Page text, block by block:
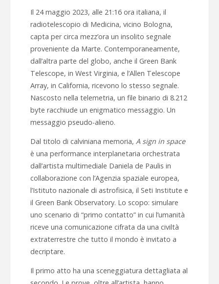
Il 24 maggio 2023, alle 21:16 ora italiana, il
radiotelescopio di Medicina, vicino Bologna,
capta per circa mezz’ora un insolito segnale
proveniente da Marte. Contemporaneamente,
dall’altra parte del globo, anche il Green Bank
Telescope, in West Virginia, e l’Allen Telescope
Array, in California, ricevono lo stesso segnale.
Nascosto nella telemetria, un file binario di 8.212
byte racchiude un enigmatico messaggio. Un
messaggio pseudo-alieno.
Dal titolo di calviniana memoria, A sign in space
è una performance interplanetaria orchestrata
dall’artista multimediale Daniela de Paulis in
collaborazione con l’Agenzia spaziale europea,
l’Istituto nazionale di astrofisica, il Seti Institute e
il Green Bank Observatory. Lo scopo: simulare
uno scenario di “primo contatto” in cui l’umanità
riceve una comunicazione cifrata da una civiltà
extraterrestre che tutto il mondo è invitato a
decriptare.
Il primo atto ha una sceneggiatura dettagliata al